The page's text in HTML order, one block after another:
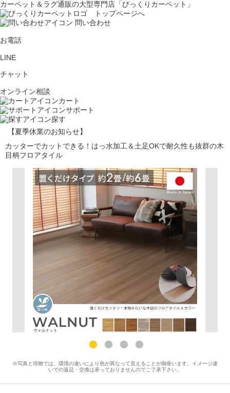
カーペット＆ラグ通販の大型専門店「びっくりカーペット」
問い合わせ
お電話
LINE
チャット
オンライン相談
カート
サポート
探す
【夏季休業のお知らせ】
カッターでカットできる！はっ水加工＆土足OKで耐久性も抜群の木
目柄フロアタイル
※写真と現物では、環境の違いにより色が異なって見えることが御座います。イメージ違
いでの返品・交換は承っておりませんのでご了承下さい。